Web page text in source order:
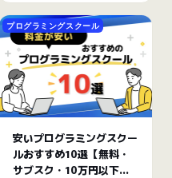
プログラミングスクール
安いプログラミングスクー
ルおすすめ10選【無料・
サブスク・10万円以下も